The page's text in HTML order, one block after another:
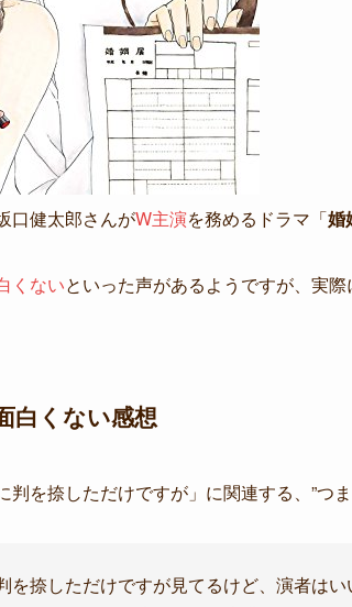
口健太郎さんがW主演を務めるドラマ「婚
くないといった声があるようですが、実